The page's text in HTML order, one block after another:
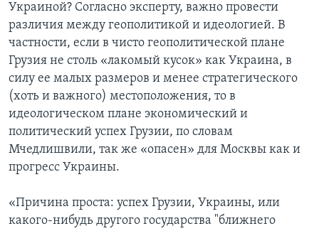
Украиной? Согласно эксперту, важно провести
различия между геополитикой и идеологией. В
частности, если в чисто геополитической плане
Грузия не столь «лакомый кусок» как Украина, в
силу ее малых размеров и менее стратегического
(хоть и важного) местоположения, то в
идеологическом плане экономический и
политический успех Грузии, по словам
Мчедлишвили, так же «опасен» для Москвы как и
прогресс Украины.
«Причина проста: успех Грузии, Украины, или
какого-нибудь другого государства "ближнего